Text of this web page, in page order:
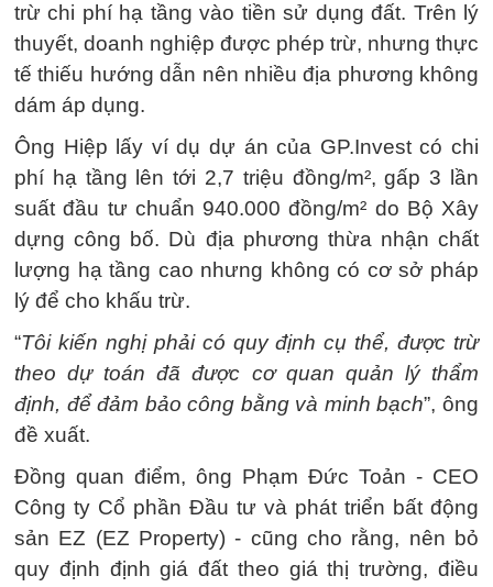
trừ chi phí hạ tầng vào tiền sử dụng đất. Trên lý
thuyết, doanh nghiệp được phép trừ, nhưng thực
tế thiếu hướng dẫn nên nhiều địa phương không
dám áp dụng.
Ông Hiệp lấy ví dụ dự án của GP.Invest có chi
phí hạ tầng lên tới 2,7 triệu đồng/m², gấp 3 lần
suất đầu tư chuẩn 940.000 đồng/m² do Bộ Xây
dựng công bố. Dù địa phương thừa nhận chất
lượng hạ tầng cao nhưng không có cơ sở pháp
lý để cho khấu trừ.
“Tôi kiến nghị phải có quy định cụ thể, được trừ
theo dự toán đã được cơ quan quản lý thẩm
định, để đảm bảo công bằng và minh bạch”, ông
đề xuất.
Đồng quan điểm, ông Phạm Đức Toản - CEO
Công ty Cổ phần Đầu tư và phát triển bất động
sản EZ (EZ Property) - cũng cho rằng, nên bỏ
quy định định giá đất theo giá thị trường, điều